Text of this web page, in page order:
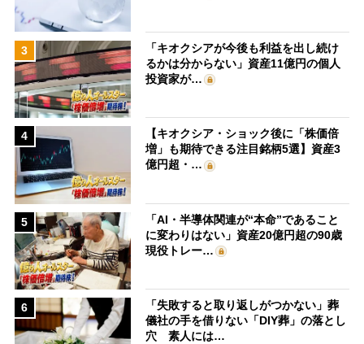
3
「キオクシアが今後も利益を出し続け
るかは分からない」資産11億円の個人
投資家が…
4
【キオクシア・ショック後に「株価倍
増」も期待できる注目銘柄5選】資産3
億円超・…
5
「AI・半導体関連が“本命”であること
に変わりはない」資産20億円超の90歳
現役トレー…
6
「失敗すると取り返しがつかない」葬
儀社の手を借りない「DIY葬」の落とし
穴 素人には…